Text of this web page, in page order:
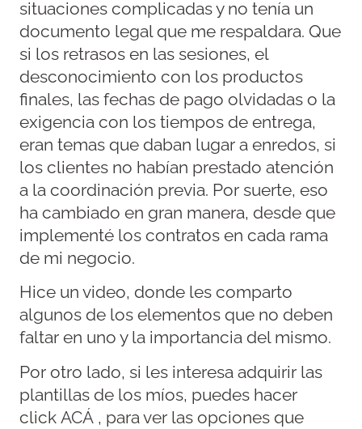
situaciones complicadas y no tenía un
documento legal que me respaldara. Que
si los retrasos en las sesiones, el
desconocimiento con los productos
finales, las fechas de pago olvidadas o la
exigencia con los tiempos de entrega,
eran temas que daban lugar a enredos, si
los clientes no habían prestado atención
a la coordinación previa. Por suerte, eso
ha cambiado en gran manera, desde que
implementé los contratos en cada rama
de mi negocio.
Hice un video, donde les comparto
algunos de los elementos que no deben
faltar en uno y la importancia del mismo.
Por otro lado, si les interesa adquirir las
plantillas de los míos, puedes hacer
click ACÁ , para ver las opciones que